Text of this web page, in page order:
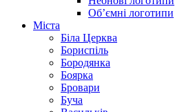
Об’ємні логотипи
Міста
Біла Церква
Бориспіль
Бородянка
Боярка
Бровари
Буча